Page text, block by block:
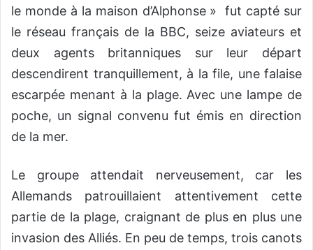
le monde à la maison d’Alphonse » fut capté sur
le réseau français de la BBC, seize aviateurs et
deux agents britanniques sur leur départ
descendirent tranquillement, à la file, une falaise
escarpée menant à la plage. Avec une lampe de
poche, un signal convenu fut émis en direction
de la mer.
Le groupe attendait nerveusement, car les
Allemands patrouillaient attentivement cette
partie de la plage, craignant de plus en plus une
invasion des Alliés. En peu de temps, trois canots